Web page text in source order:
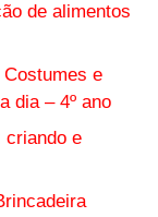
de alimentos
Costumes e
dia – 4º ano
criando e